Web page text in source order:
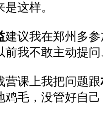
是这样。
建议我在郑州多参
前我不敢主动提
营课上我把问题跟
鸡毛，没管好自